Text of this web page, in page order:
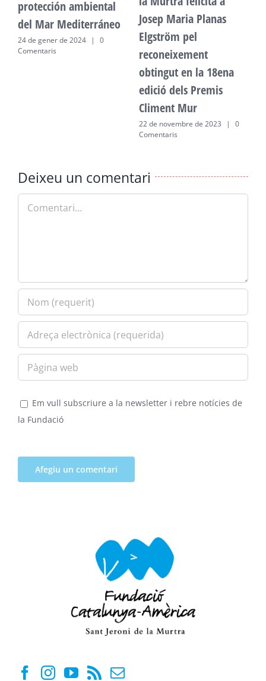
protección ambiental
del Mar Mediterráneo
24 de gener de 2024 |
0
Comentaris
Josep Maria Planas
Elgström pel
reconeixement
obtingut en la 18ena
edició dels Premis
Climent Mur
22 de novembre de 2023 |
0
Comentaris
Deixeu un comentari
Em vull subscriure a la newsletter i rebre notícies de
la Fundació